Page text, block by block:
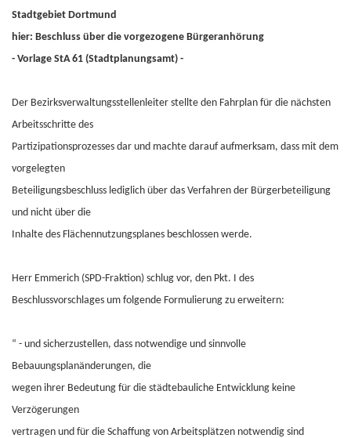
Stadtgebiet Dortmund
hier: Beschluss über die vorgezogene Bürgeranhörung
- Vorlage StA 61 (Stadtplanungsamt) -
Der Bezirksverwaltungsstellenleiter stellte den Fahrplan für die nächsten
Arbeitsschritte des
Partizipationsprozesses dar und machte darauf aufmerksam, dass mit dem
vorgelegten
Beteiligungsbeschluss lediglich über das Verfahren der Bürgerbeteiligung
und nicht über die
Inhalte des Flächennutzungsplanes beschlossen werde.
Herr Emmerich (SPD-Fraktion) schlug vor, den Pkt. I des
Beschlussvorschlages um folgende Formulierung zu erweitern:
“ - und sicherzustellen, dass notwendige und sinnvolle
Bebauungsplanänderungen, die
wegen ihrer Bedeutung für die städtebauliche Entwicklung keine
Verzögerungen
vertragen und für die Schaffung von Arbeitsplätzen notwendig sind